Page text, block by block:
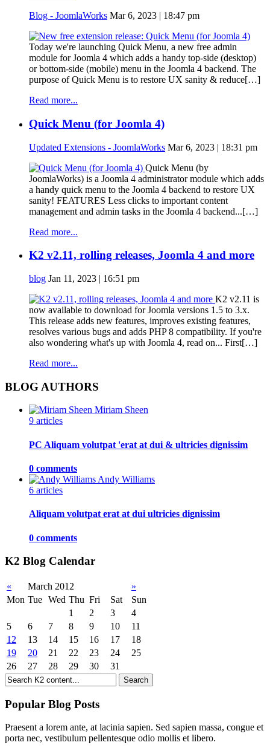
Blog - JoomlaWorks Mar 6, 2023 | 18:47 pm
Today we're launching Quick Menu, a new free admin
module for Joomla 4 which adds a handy top-side (desktop)
or bottom-side (mobile) menu in the Joomla 4 backend. The
purpose of Quick Menu is to restore UX sanity & reduce[…]
Read more...
Quick Menu (for Joomla 4)
Updated Extensions - JoomlaWorks Mar 6, 2023 | 18:31 pm
Quick Menu (by
JoomlaWorks) is a Joomla 4 administrator module which adds
a handy quick menu to the Joomla 4 backend to restore UX
sanity! FEATURES Less clicks to important content
management and admin tasks in the Joomla 4 backend...[…]
Read more...
K2 v2.11, rolling releases, Joomla 4 and more
blog Jan 11, 2023 | 16:51 pm
K2 v2.11 is
now available to download for Joomla versions 1.5 to 3.x.
This release adds new features, improves existing features,
resolves various bugs and adds PHP 8 compatibility. If you're
also wondering what's up with Joomla 4, read on... First[…]
Read more...
BLOG AUTHORS
Miriam Sheen
9 articles
PC Aliquam volutpat 'erat at dui & ultricies dignissim
0 comments
Andy Williams
6 articles
Aliquam volutpat erat at dui ultricies dignissim
0 comments
K2 Blog Calendar
« March 2012
»
Mon Tue Wed Thu Fri Sat
Sun
1
2 3
4
5
6 7 8 9 10
11
12
13 14 15 16 17
18
19
20 21 22 23 24
25
26
27 28 29 30 31
Popular Blog Posts
Praesent a lorem ante, at lacinia sapien. Sed sapien massa, congue et
porta nec, vestibulum pellentesque odio mollis et libero.